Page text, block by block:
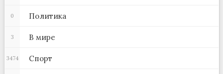
Политика
0
В мире
3
Спорт
3474